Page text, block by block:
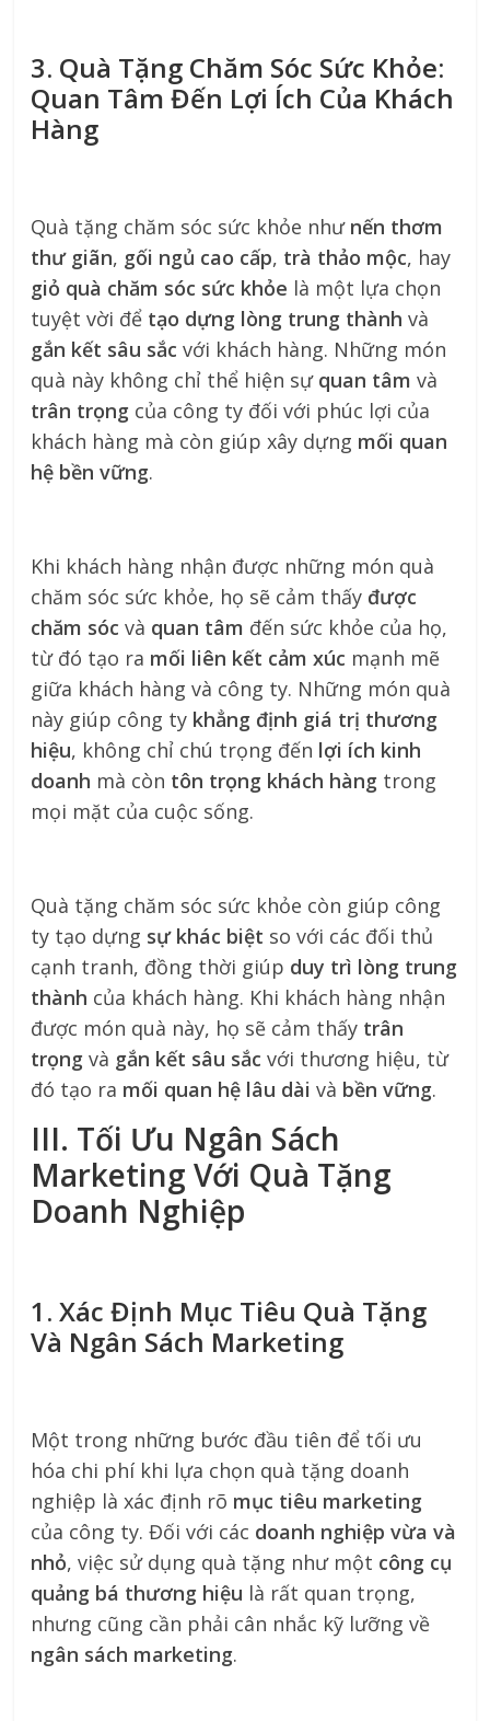
3. Quà Tặng Chăm Sóc Sức Khỏe:
Quan Tâm Đến Lợi Ích Của Khách
Hàng
Quà tặng chăm sóc sức khỏe như nến thơm
thư giãn, gối ngủ cao cấp, trà thảo mộc, hay
giỏ quà chăm sóc sức khỏe là một lựa chọn
tuyệt vời để tạo dựng lòng trung thành và
gắn kết sâu sắc với khách hàng. Những món
quà này không chỉ thể hiện sự quan tâm và
trân trọng của công ty đối với phúc lợi của
khách hàng mà còn giúp xây dựng mối quan
hệ bền vững.
Khi khách hàng nhận được những món quà
chăm sóc sức khỏe, họ sẽ cảm thấy được
chăm sóc và quan tâm đến sức khỏe của họ,
từ đó tạo ra mối liên kết cảm xúc mạnh mẽ
giữa khách hàng và công ty. Những món quà
này giúp công ty khẳng định giá trị thương
hiệu, không chỉ chú trọng đến lợi ích kinh
doanh mà còn tôn trọng khách hàng trong
mọi mặt của cuộc sống.
Quà tặng chăm sóc sức khỏe còn giúp công
ty tạo dựng sự khác biệt so với các đối thủ
cạnh tranh, đồng thời giúp duy trì lòng trung
thành của khách hàng. Khi khách hàng nhận
được món quà này, họ sẽ cảm thấy trân
trọng và gắn kết sâu sắc với thương hiệu, từ
đó tạo ra mối quan hệ lâu dài và bền vững.
III. Tối Ưu Ngân Sách
Marketing Với Quà Tặng
Doanh Nghiệp
1. Xác Định Mục Tiêu Quà Tặng
Và Ngân Sách Marketing
Một trong những bước đầu tiên để tối ưu
hóa chi phí khi lựa chọn quà tặng doanh
nghiệp là xác định rõ mục tiêu marketing
của công ty. Đối với các doanh nghiệp vừa và
nhỏ, việc sử dụng quà tặng như một công cụ
quảng bá thương hiệu là rất quan trọng,
nhưng cũng cần phải cân nhắc kỹ lưỡng về
ngân sách marketing.